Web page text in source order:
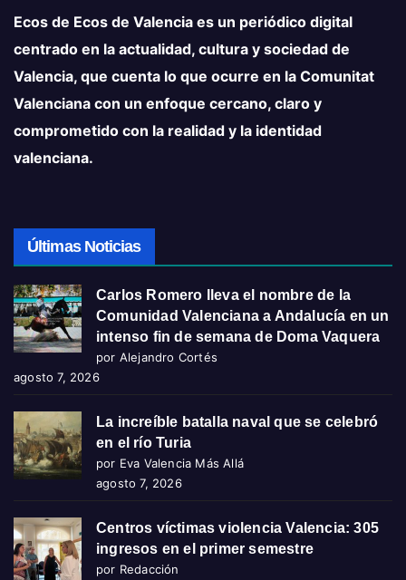
Ecos de Ecos de Valencia es un periódico digital
centrado en la actualidad, cultura y sociedad de
Valencia, que cuenta lo que ocurre en la Comunitat
Valenciana con un enfoque cercano, claro y
comprometido con la realidad y la identidad
valenciana.
Últimas Noticias
Carlos Romero lleva el nombre de la
Comunidad Valenciana a Andalucía en un
intenso fin de semana de Doma Vaquera
por Alejandro Cortés
agosto 7, 2026
La increíble batalla naval que se celebró
en el río Turia
por Eva Valencia Más Allá
agosto 7, 2026
Centros víctimas violencia Valencia: 305
ingresos en el primer semestre
por Redacción